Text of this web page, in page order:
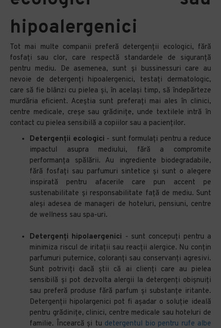
hipoalergenici
Tot mai multe companii preferă detergenții ecologici, fără
fosfați sau clor, care respectă standardele de siguranță
pentru mediu. De asemenea, sunt și bussinessuri care au
nevoie de detergenți hipoalergenici, testați dermatologic,
care să fie blânzi cu pielea și, în același timp, să îndepărteze
murdăria eficient. Aceștia sunt preferați mai ales în clinici,
centre medicale, creșe sau grădinițe, unde textilele intră în
contact cu pielea sensibilă a copiilor sau a pacienților.
Detergenții ecologici - sunt formulați pentru a reduce
impactul asupra mediului, fără a compromite
performanța spălării. Au ingrediente biodegradabile,
fără fosfați sau parfumuri sintetice și sunt o alegere
inspirată pentru afacerile care pun accent pe
sustenabilitate și responsabilitate față de mediu. Sunt
aleși adesea de manageri de hoteluri, pensiuni, centre
de wellness sau spa-uri.
Detergenți hipolaergenici - sunt concepuți pentru a
minimiza riscul de iritații sau reacții alergice. Nu conțin
parfumuri puternice, coloranți sau conservanți agresivi.
Sunt potriviți dacă știi că ai clienți care au pielea
sensibilă și pot dezvolta alergii la detergenți obișnuiți
sau preferă produse fără parfum și substanțe iritante.
Detergenții hipolargenici pot fi așadar o soluție ideală
pentru grădinițe, clinici, centre medicale sau hoteluri de
familie. Încearcă și tu detergentul bio pentru rufe albe